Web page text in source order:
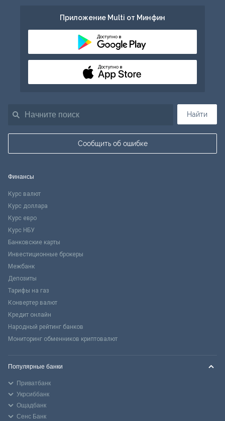
Найти
Сообщить об ошибке
Приложение Multi от Минфин
Доступно в
Доступно в
Финансы
Курс валют
Курс доллара
Курс евро
Курс НБУ
Банковские карты
Инвестиционные брокеры
Межбанк
Депозиты
Тарифы на газ
Конвертер валют
Кредит онлайн
Народный рейтинг банков
Мониторинг обменников криптовалют
Популярные банки
Приватбанк
Укрсиббанк
Ощадбанк
Сенс Банк